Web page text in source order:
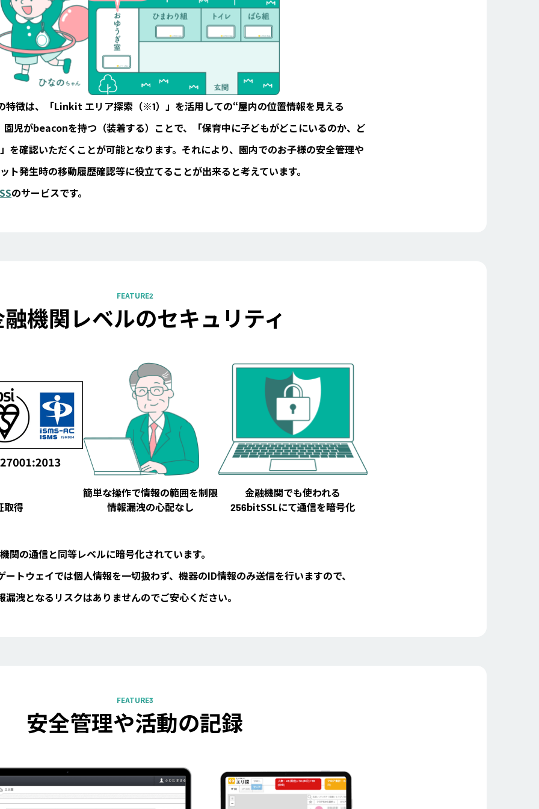
徴は、「Linkit エリア探索（※1）」を活用しての“屋内の位置情報を見える
園児がbeaconを持つ（装着する）ことで、「保育中に子どもがどこにいるのか、ど
を確認いただくことが可能となります。それにより、園内でのお子様の安全管理や
ト発生時の移動履歴確認等に役立てることが出来ると考えています。
のサービスです。
FEATURE2
機関レベルのセキュリティ
取得
簡単な操作で情報の範囲を制限
情報漏洩の心配なし
金融機関でも使われる
256bitSSLにて通信を暗号化
関の通信と同等レベルに暗号化されています。
トウェイでは個人情報を一切扱わず、機器のID情報のみ送信を行いますので、
洩となるリスクはありませんのでご安心ください。
FEATURE3
安全管理や活動の記録